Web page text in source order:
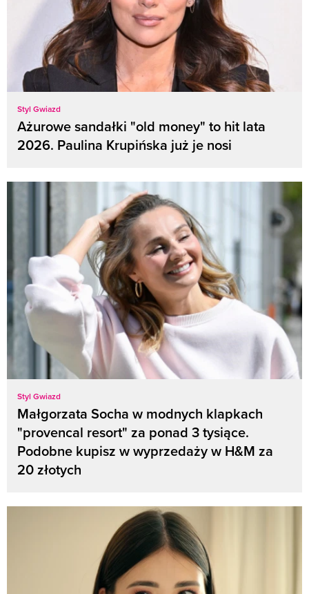
Styl Gwiazd
Ażurowe sandałki "old money" to hit lata
2026. Paulina Krupińska już je nosi
Styl Gwiazd
Małgorzata Socha w modnych klapkach
"provencal resort" za ponad 3 tysiące.
Podobne kupisz w wyprzedaży w H&M za
20 złotych